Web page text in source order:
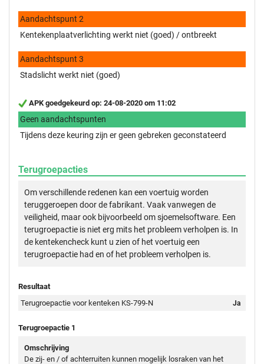
Aandachtspunt 2
Kentekenplaatverlichting werkt niet (goed) / ontbreekt
Aandachtspunt 3
Stadslicht werkt niet (goed)
APK goedgekeurd op: 24-08-2020 om 11:02
Geen aandachtspunten
Tijdens deze keuring zijn er geen gebreken geconstateerd
Terugroepacties
Om verschillende redenen kan een voertuig worden
teruggeroepen door de fabrikant. Vaak vanwegen de
veiligheid, maar ook bijvoorbeeld om sjoemelsoftware. Een
terugroepactie is niet erg mits het probleem verholpen is. In
de kentekencheck kunt u zien of het voertuig een
terugroepactie had en of het probleem verholpen is.
Resultaat
Terugroepactie voor kenteken KS-799-N
Ja
Terugroepactie 1
Omschrijving
De zij- en / of achterruiten kunnen mogelijk losraken van het